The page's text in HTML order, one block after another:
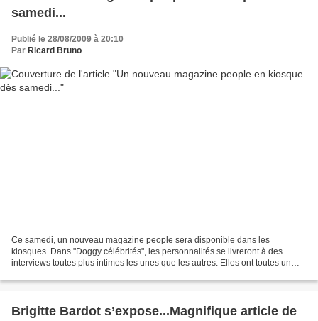
samedi...
Publié le 28/08/2009 à 20:10
Par Ricard Bruno
Ce samedi, un nouveau magazine people sera disponible dans les
kiosques. Dans "Doggy célébrités", les personnalités se livreront à des
interviews toutes plus intimes les unes que les autres. Elles ont toutes un
Brigitte Bardot s’expose...Magnifique article de